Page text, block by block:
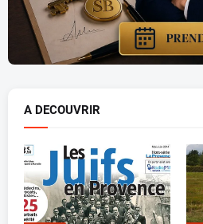
A DECOUVRIR